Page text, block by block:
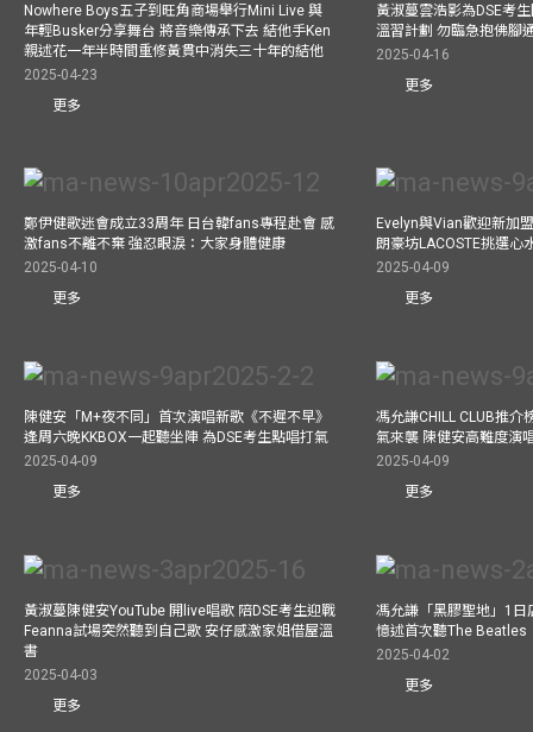
Nowhere Boys五子到旺角商場舉行Mini Live 與
年輕Busker分享舞台 將音樂傳承下去 結他手Ken
親述花一年半時間重修黃貫中消失三十年的結他
2025-04-23
更多
黃淑蔓雲浩影為DSE考
溫習計劃 勿臨急抱佛腳
2025-04-16
更多
鄭伊健歌迷會成立33周年 日台韓fans專程赴會 感
激fans不離不棄 強忍眼淚：大家身體健康
2025-04-10
更多
Evelyn與Vian歡迎新加
朗豪坊LACOSTE挑選心
2025-04-09
更多
陳健安「M+夜不同」首次演唱新歌《不遲不早》
逢周六晚KKBOX一起聽坐陣 為DSE考生點唱打氣
2025-04-09
更多
馮允謙CHILL CLUB推介
氣來襲 陳健安高難度演
2025-04-09
更多
黃淑蔓陳健安YouTube 開live唱歌 陪DSE考生迎戰
Feanna試場突然聽到自己歌 安仔感激家姐借屋溫
書
2025-04-03
更多
馮允謙「黑膠聖地」1日
憶述首次聽The Beatles
2025-04-02
更多